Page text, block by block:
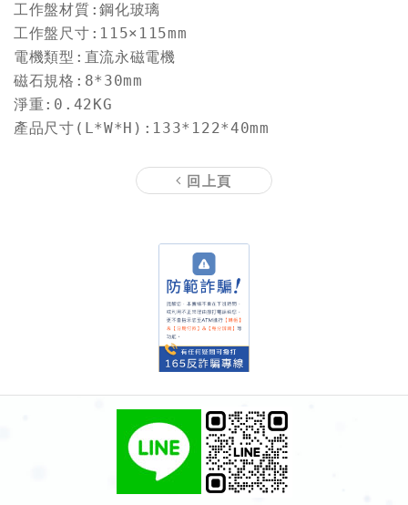
工作盤材質:鋼化玻璃
工作盤尺寸:115×115mm
電機類型:直流永磁電機
磁石規格:8*30mm
淨重:0.42KG
產品尺寸(L*W*H):133*122*40mm
回上頁